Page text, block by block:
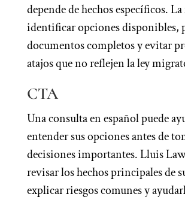
depende de hechos específicos. La
identificar opciones disponibles,
documentos completos y evitar
atajos que no reflejen la ley
CTA
Una consulta en español puede
entender sus opciones antes de
decisiones importantes. Lluis
revisar los hechos principales de
explicar riesgos comunes y